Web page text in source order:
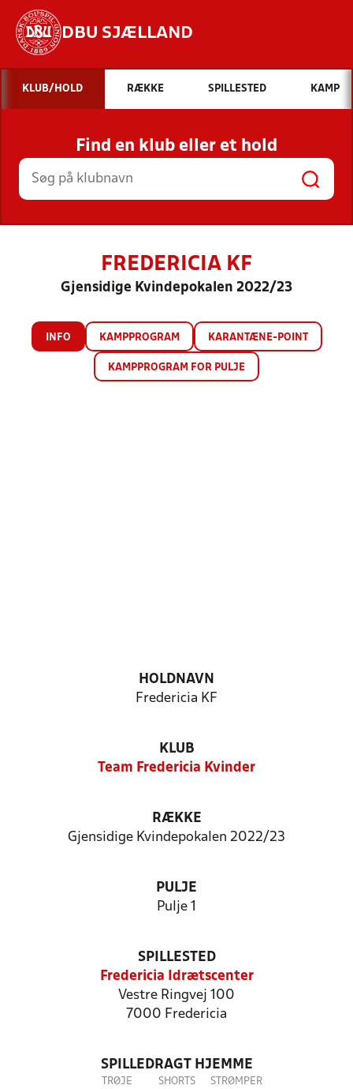
DBU SJÆLLAND
Hvad vil du søge efter?
INDHOLD OG NYHEDER
STILLINGER, RESULTATER, KLUBBER OG
HOLD
KLUB/HOLD RÆKKE SPILLESTED KAMP
Find en klub eller et hold
FREDERICIA KF
Gjensidige Kvindepokalen 2022/23
INFO KAMPPROGRAM KARANTÆNE-POINT
KAMPPROGRAM FOR PULJE
HOLDNAVN
Fredericia KF
KLUB
Team Fredericia Kvinder
RÆKKE
Gjensidige Kvindepokalen 2022/23
PULJE
Pulje 1
SPILLESTED
Fredericia Idrætscenter
Vestre Ringvej 100
7000 Fredericia
SPILLEDRAGT HJEMME
TRØJE SHORTS STRØMPER